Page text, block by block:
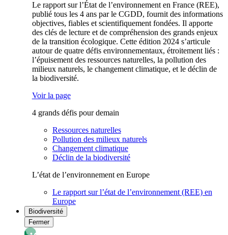
Le rapport sur l’État de l’environnement en France (REE),
publié tous les 4 ans par le CGDD, fournit des informations
objectives, fiables et scientifiquement fondées. Il apporte
des clés de lecture et de compréhension des grands enjeux
de la transition écologique. Cette édition 2024 s’articule
autour de quatre défis environnementaux, étroitement liés :
l’épuisement des ressources naturelles, la pollution des
milieux naturels, le changement climatique, et le déclin de
la biodiversité.
Voir la page
4 grands défis pour demain
Ressources naturelles
Pollution des milieux naturels
Changement climatique
Déclin de la biodiversité
L’état de l’environnement en Europe
Le rapport sur l’état de l’environnement (REE) en
Europe
Biodiversité
Fermer